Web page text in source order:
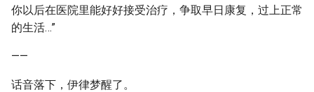
你以后在医院里能好好接受治疗，争取早日康复，过上正常
的生活…”
——
话音落下，伊律梦醒了。